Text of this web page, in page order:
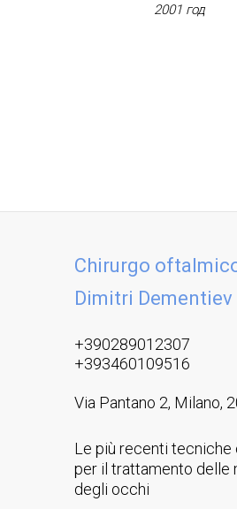
2001 год
Chirurgo
Dimitri Dementiev
+390289012307
+393460109516
Via Pantano 2, Milano,
Le più recenti tecniche
per il trattamento delle
degli occhi